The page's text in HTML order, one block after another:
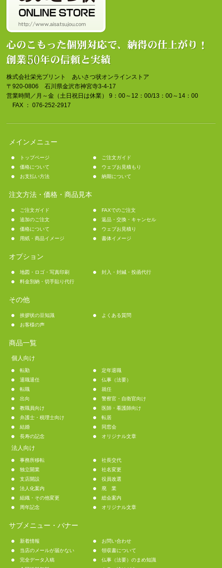
株式会社栄光プリント あいさつ状オンラインストア
〒920-0806 石川県金沢市神宮寺3-4-17
営業時間／月～金（土日祝日は休業） 9：00～12：00/13：00～14：00
FAX ： 076-252-2917
メインメニュー
トップページ
ご注文ガイド
価格について
ウェブお見積もり
お支払い方法
納期について
注文方法・価格・商品見本
ご注文ガイド
FAXでのご注文
追加のご注文
返品・交換・キャンセル
価格について
ウェブお見積り
用紙・商品イメージ
書体イメージ
オプション
地図・ロゴ・写真印刷
封入・封緘・投函代行
料金別納・切手貼り代行
その他
挨拶状の豆知識
よくある質問
お客様の声
商品一覧
個人向け
転勤
定年退職
退職退任
仏事（法要）
転職
就任
出向
警察官・自衛官向け
教職員向け
医師・看護師向け
弁護士・税理士向け
転居
結婚
同窓会
長寿の記念
オリジナル文章
法人向け
事務所移転
社長交代
独立開業
社名変更
支店開設
役員改選
法人化案内
廃 業
組織・その他変更
総会案内
周年記念
オリジナル文章
サブメニュー・バナー
新着情報
お問い合わせ
当店のメールが届かない
領収書について
完全データ入稿
仏事（法要）のまめ知識